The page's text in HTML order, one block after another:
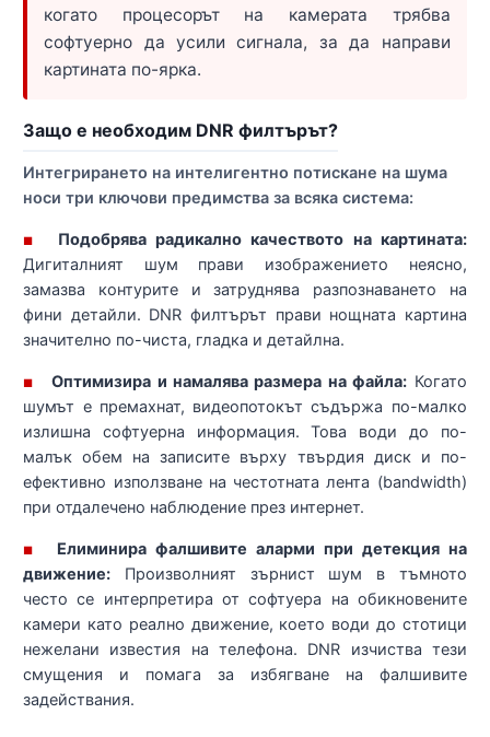
когато процесорът на камерата трябва
софтуерно да усили сигнала, за да направи
картината по-ярка.
Защо е необходим DNR филтърът?
Интегрирането на интелигентно потискане на шума
носи три ключови предимства за всяка система:
■
Подобрява радикално качеството на картината:
Дигиталният шум прави изображението неясно,
замазва контурите и затруднява разпознаването на
фини детайли. DNR филтърът прави нощната картина
значително по-чиста, гладка и детайлна.
■ Оптимизира и намалява размера на файла: Когато
шумът е премахнат, видеопотокът съдържа по-малко
излишна софтуерна информация. Това води до по-
малък обем на записите върху твърдия диск и по-
ефективно използване на честотната лента (bandwidth)
при отдалечено наблюдение през интернет.
■
Елиминира фалшивите аларми при детекция на
движение: Произволният зърнист шум в тъмното
често се интерпретира от софтуера на обикновените
камери като реално движение, което води до стотици
нежелани известия на телефона. DNR изчиства тези
смущения и помага за избягване на фалшивите
задействания.